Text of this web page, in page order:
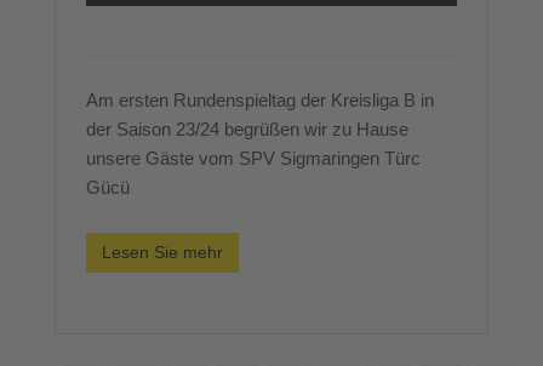
Am ersten Rundenspieltag der Kreisliga B in
der Saison 23/24 begrüßen wir zu Hause
unsere Gäste vom SPV Sigmaringen Türc
Gücü
Lesen Sie mehr